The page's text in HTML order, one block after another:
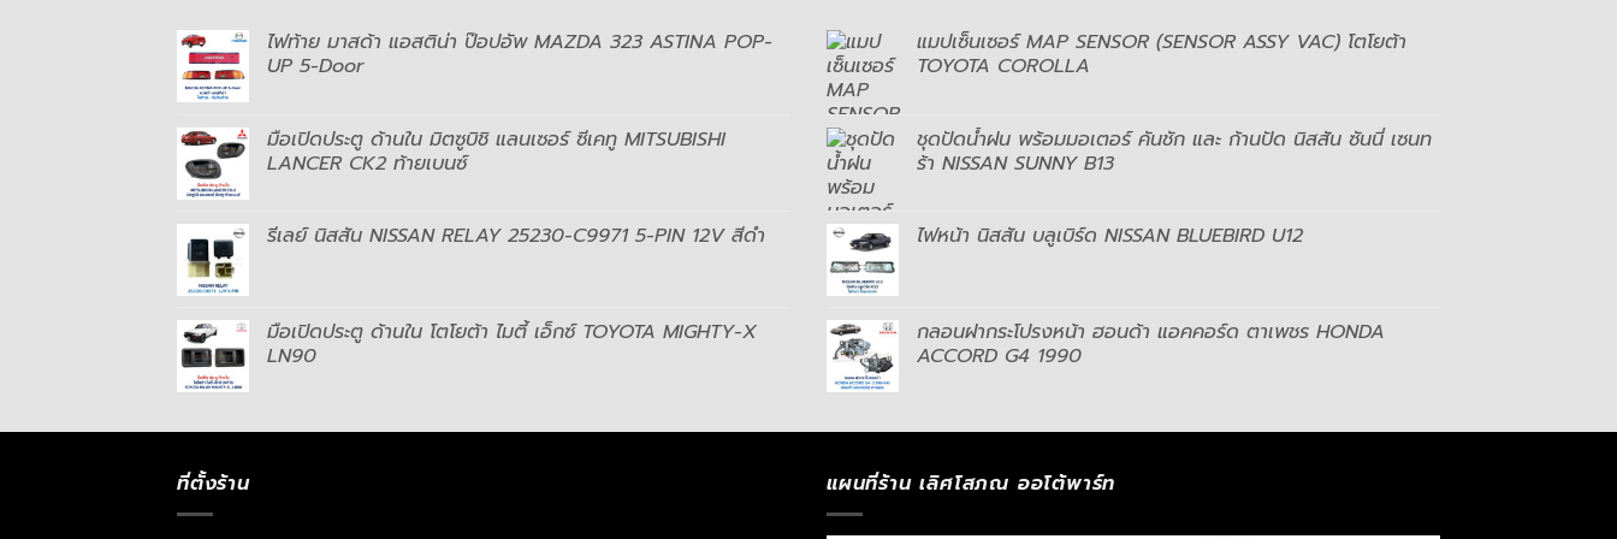
ไฟท้าย มาสด้า แอสติน่า ป๊อปอัพ MAZDA 323 ASTINA POP-
UP 5-Door
มือเปิดประตู ด้านใน มิตซูบิชิ แลนเซอร์ ซีเคทู MITSUBISHI
LANCER CK2 ท้ายเบนซ์
รีเลย์ นิสสัน NISSAN RELAY 25230-C9971 5-PIN 12V สีดำ
มือเปิดประตู ด้านใน โตโยต้า ไมตี้ เอ็กซ์ TOYOTA MIGHTY-X
LN90
แมปเซ็นเซอร์ MAP SENSOR (SENSOR ASSY VAC) โตโยต้า
TOYOTA COROLLA
ชุดปัดน้ำฝน พร้อมมอเตอร์ คันชัก และ ก้านปัด นิสสัน ซันนี่ เซนท
ร้า NISSAN SUNNY B13
ไฟหน้า นิสสัน บลูเบิร์ด NISSAN BLUEBIRD U12
กลอนฝากระโปรงหน้า ฮอนด้า แอคคอร์ด ตาเพชร HONDA
ACCORD G4 1990
ที่ตั้งร้าน แผนที่ร้าน เลิศโสภณ ออโต้พาร์ท